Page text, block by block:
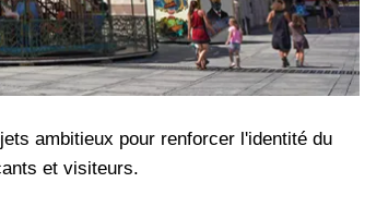
ambitieux pour renforcer l'identité du
et visiteurs.